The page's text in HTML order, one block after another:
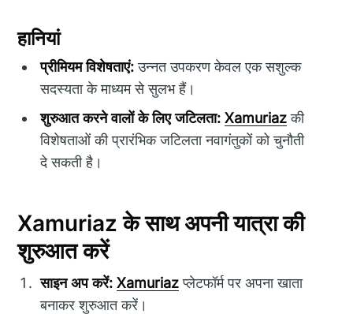
हानियां
प्रीमियम विशेषताएं:उन्नत उपकरण केवल एक सशुल्क
सदस्यता के माध्यम से सुलभ हैं।
शुरुआत करने वालों के लिए जटिलता: Xamuriazकी
विशेषताओं की प्रारंभिक जटिलता नवागंतुकों को चुनौती
दे सकती है।
Xamuriaz के साथ अपनी यात्रा की
शुरुआत करें
साइन अप करें: Xamuriazप्लेटफॉर्म पर अपना खाता
बनाकर शुरुआत करें।